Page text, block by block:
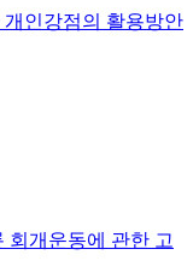
인강점의 활용방안
회개운동에 관한 고